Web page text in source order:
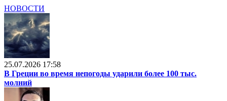
НОВОСТИ
25.07.2026 17:58
В Греции во время непогоды ударили более 100 тыс.
молний